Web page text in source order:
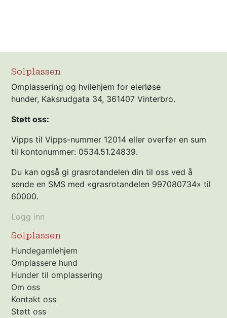
Solplassen
Omplassering og hvilehjem for eierløse
hunder, Kaksrudgata 34, 361407 Vinterbro.
Støtt oss:
Vipps til Vipps-nummer 12014 eller overfør en sum
til kontonummer: 0534.51.24839.
Du kan også gi grasrotandelen din til oss ved å
sende en SMS med «grasrotandelen 997080734» til
60000.
Logg inn
Solplassen
Hundegamlehjem
Omplassere hund
Hunder til omplassering
Om oss
Kontakt oss
Støtt oss